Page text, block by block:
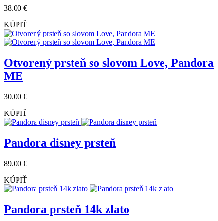
38.00 €
KÚPIŤ
Otvorený prsteň so slovom Love, Pandora
ME
30.00 €
KÚPIŤ
Pandora disney prsteň
89.00 €
KÚPIŤ
Pandora prsteň 14k zlato